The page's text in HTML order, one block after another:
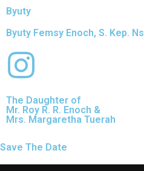
Byuty
Byuty Femsy Enoch, S. Kep. Ns
The Daughter of
Mr. Roy R. R. Enoch &
Mrs. Margaretha Tuerah
Save The Date